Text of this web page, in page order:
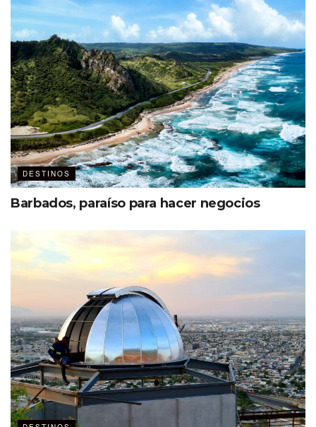
Una publicación compartida por MDC – The Event Planners Magazine (@mdc_magazine)
Más que Seúl
Aunque Seúl concentra una parte importante de la
actividad MICE, el país ofrece una red de ciudades y
regiones con perfiles muy distintos. La capital, junto con
Incheon y la provincia de Gyeonggi, reúne grandes
centros de convenciones, hoteles internacionales,
distritos de negocios y una amplia oferta cultural.
Para programas con un enfoque patrimonial destacan
Gyeongju, antigua capital del reino de Silla; Jeonju,
reconocida por su gastronomía y arquitectura tradicional;
y Gwangju, donde el arte y la cultura contemporánea
enriquecen las experiencias para los asistentes.
En el segmento tecnológico e industrial sobresalen
Daejeon, Daegu y la provincia de Gyeongnam, que
albergan importantes complejos científicos,
manufactureros y de innovación.
Quienes buscan incentivos vinculados con la naturaleza
pueden combinar reuniones con actividades al aire libre
DESTINOS
Barbados, paraíso para hacer negocios